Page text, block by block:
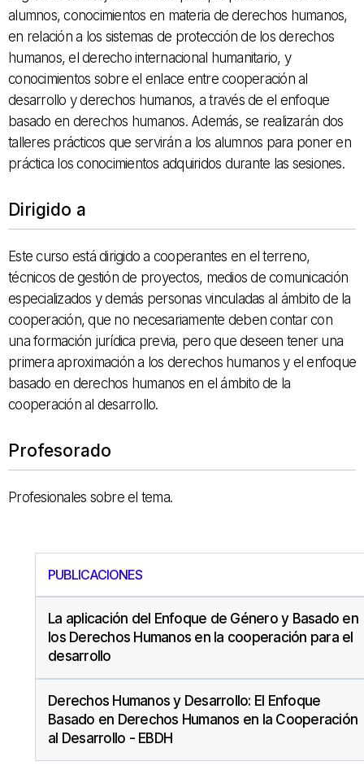
alumnos, conocimientos en materia de derechos humanos,
en relación a los sistemas de protección de los derechos
humanos, el derecho internacional humanitario, y
conocimientos sobre el enlace entre cooperación al
desarrollo y derechos humanos, a través de el enfoque
basado en derechos humanos. Además, se realizarán dos
talleres prácticos que servirán a los alumnos para poner en
práctica los conocimientos adquiridos durante las sesiones.
Dirigido a
Este curso está dirigido a cooperantes en el terreno,
técnicos de gestión de proyectos, medios de comunicación
especializados y demás personas vinculadas al ámbito de la
cooperación, que no necesariamente deben contar con
una formación jurídica previa, pero que deseen tener una
primera aproximación a los derechos humanos y el enfoque
basado en derechos humanos en el ámbito de la
cooperación al desarrollo.
Profesorado
Profesionales sobre el tema.
PUBLICACIONES
La aplicación del Enfoque de Género y Basado en
los Derechos Humanos en la cooperación para el
desarrollo
Derechos Humanos y Desarrollo: El Enfoque
Basado en Derechos Humanos en la Cooperación
al Desarrollo - EBDH